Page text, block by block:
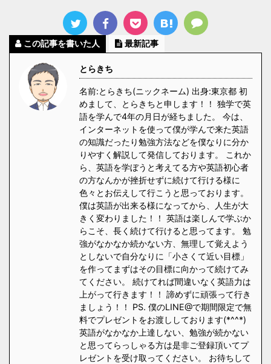
この記事を書いた人 最新記事
とらきち
名前:とらきち(ニックネーム) 出身:東京都 初
めまして、とらきちと申します！！ 独学で英
語を学んで4年の月日が経ちました。 今は、
インターネットを使って僕が学んで来た英語
の知識だったり勉強方法などを僕なりに分か
りやすく解説して発信しております。 これか
ら、英語を学ぼうと考えてる方や英語初心者
の方なんかが挫折せずに続けて行ける様に
色々とお伝えして行こうと思っております。
僕は英語が出来る様になってから、人生が大
きく変わりました！！ 英語は楽しんで学ぶか
らこそ、長く続けて行けると思ってます。 勉
強がなかなか続かない方、無理して覚えよう
としないで自分なりに「小さくて近い目標」
を作ってまずはその目標に向かって続けてみ
てください。 続けてれば間違いなく英語力は
上がって行きます！！ 諦めずに頑張って行き
ましょう！！ PS. 僕のLINE@で期間限定で無
料でプレゼントをお渡ししております(*^^*)
英語がなかなか上達しない、勉強が続かない
と思ってらっしゃる方は是非ご登録頂いてプ
レゼントを受け取ってください。 お待ちして